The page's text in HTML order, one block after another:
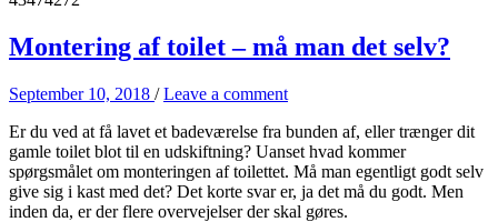
Montering af toilet – må man det selv?
September 10, 2018 /Leave a comment
Er du ved at få lavet et badeværelse fra bunden af, eller trænger dit
gamle toilet blot til en udskiftning? Uanset hvad kommer
spørgsmålet om monteringen af toilettet. Må man egentligt godt selv
give sig i kast med det? Det korte svar er, ja det må du godt. Men
inden da, er der flere overvejelser der skal gøres.